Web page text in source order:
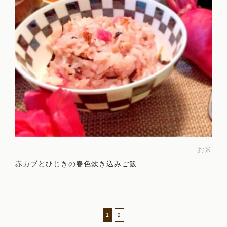
お米
赤カブとひじきの春色炊き込みご飯
1 2